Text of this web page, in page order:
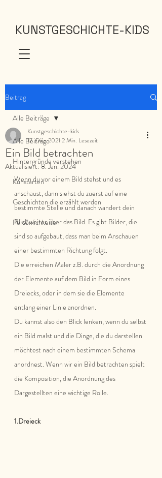
KUNSTGESCHICHTE-KIDS
Beitrag
Alle Beiträge
Hintergründe verstehen
Kunstarten
Geschichten die erzählt werden
Persönlichkeiten
Alle Beiträge
Ein Bild betrachten
Kunstgeschichte-kids
17. Dez. 2021 2 Min. Lesezeit
Aktualisiert:8. Jan. 2024
Wenn du vor einem Bild stehst und es
anschaust, dann siehst du zuerst auf eine
bestimmte Stelle und danach wandert dein
Blick weiter über das Bild. Es gibt Bilder, die
sind so aufgebaut, dass man beim Anschauen
einer bestimmten Richtung folgt.
Die erreichen Maler z.B. durch die Anordnung
der Elemente auf dem Bild in Form eines
Dreiecks, oder in dem sie die Elemente
entlang einer Linie anordnen.
Du kannst also den Blick lenken, wenn du selbst
ein Bild malst und die Dinge, die du darstellen
möchtest nach einem bestimmten Schema
anordnest. Wenn wir ein Bild betrachten spielt
die Komposition, die Anordnung des
Dargestellten eine wichtige Rolle.
1.Dreieck